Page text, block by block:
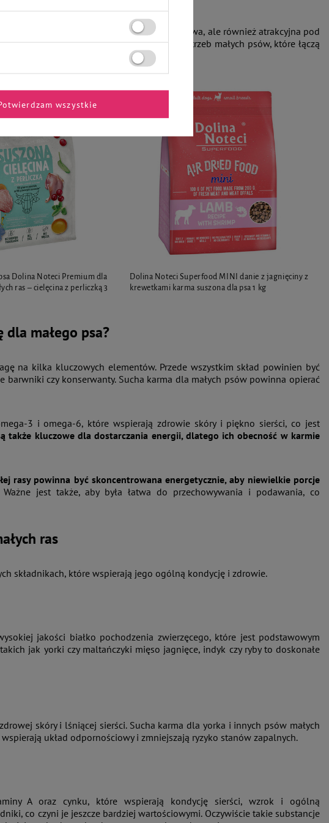
powinna być nie tylko wartościowa, ale również atrakcyjna pod
karmy dostosowane do specyficznych potrzeb małych psów, które łączą
Dolina Noteci Premium dla
ras – cielęcina z perliczką 3
Dolina Noteci Superfood MINI danie z jagnięciny z
krewetkami karma suszona dla psa 1 kg
dla małego psa?
na kilka kluczowych elementów. Przede wszystkim skład powinien być
czy konserwanty. Sucha karma dla małych psów powinna opierać
3 i omega-6, które wspierają zdrowie skóry i piękno sierści, co jest
także kluczowe dla dostarczania energii, dlatego ich obecność w karmie
rasy powinna być skoncentrowana energetycznie, aby niewielkie porcje
Ważne jest także, aby była łatwa do przechowywania i podawania, co
ras
składnikach, które wspierają jego ogólną kondycję i zdrowie.
jakości białko pochodzenia zwierzęcego, które jest podstawowym
jak yorki czy maltańczyki mięso jagnięce, indyk czy ryby to doskonałe
skóry i lśniącej sierści. Sucha karma dla yorka i innych psów małych
układ odpornościowy i zmniejszają ryzyko stanów zapalnych.
A oraz cynku, które wspierają kondycję sierści, wzrok i ogólną
co czyni je jeszcze bardziej wartościowymi. Oczywiście takie substancje
wszystkie